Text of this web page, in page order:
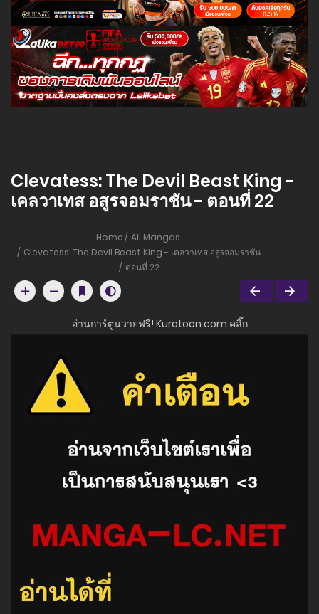
Clevatess: The Devil Beast King -
เคลวาเทส อสูรจอมราชัน - ตอนที่ 22
Home
All Mangas
Clevatess: The Devil Beast King - เคลวาเทส อสูรจอมราชัน
ตอนที่ 22
อ่านการ์ตูนวายฟรี! Kurotoon.com คลิ๊ก